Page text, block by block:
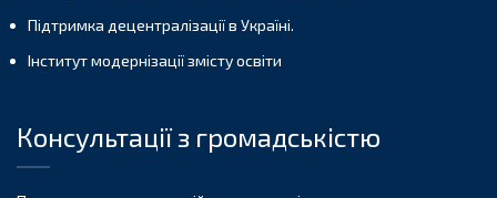
Підтримка децентралізації в Україні.
Інститут модернізації змісту освіти
Консультації з громадськістю